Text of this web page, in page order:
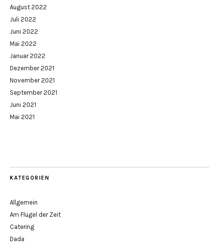
August 2022
Juli 2022
Juni 2022
Mai 2022
Januar 2022
Dezember 2021
November 2021
September 2021
Juni 2021
Mai 2021
KATEGORIEN
Allgemein
Am Flügel der Zeit
Catering
Dada